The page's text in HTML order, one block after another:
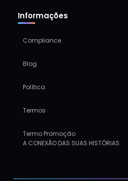
Informações
Compliance
Blog
Política
Termos
Termo Promoção
A CONEXÃO DAS SUAS HISTÓRIAS